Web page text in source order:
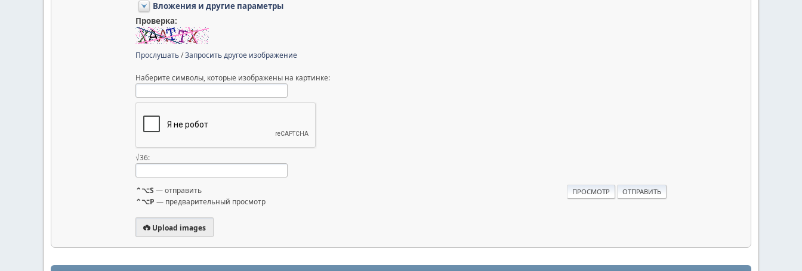
Вложения и другие параметры
Проверка:
Прослушать/Запросить другое изображение
Наберите символы, которые изображены на картинке:
√36:
⌃⌥S — отправить
⌃⌥P — предварительный просмотр
Upload images